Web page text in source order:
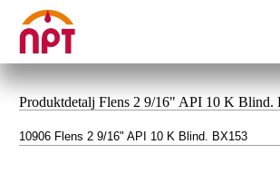
Produktdetalj Flens 2 9/16" API 10 K Blind.
10906 Flens 2 9/16" API 10 K Blind. BX153